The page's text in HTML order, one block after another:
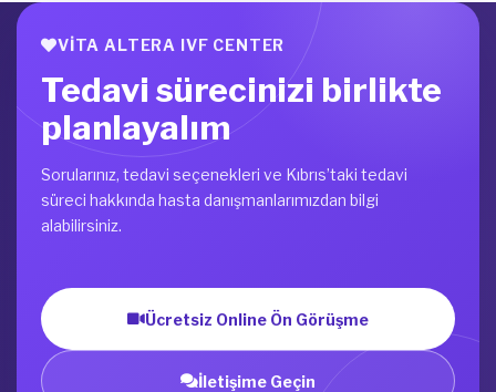
VITA ALTERA IVF CENTER
Tedavi sürecinizi birlikte
planlayalım
Sorularınız, tedavi seçenekleri ve Kıbrıs’taki tedavi
süreci hakkında hasta danışmanlarımızdan bilgi
alabilirsiniz.
Ücretsiz Online Ön Görüşme
İletişime Geçin